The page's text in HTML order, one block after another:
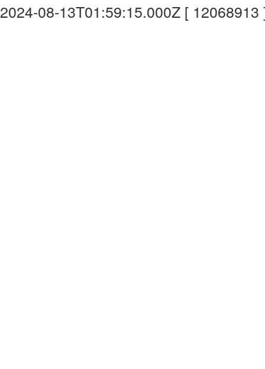
2024-08-13T01:59:15.000Z [ 12068913